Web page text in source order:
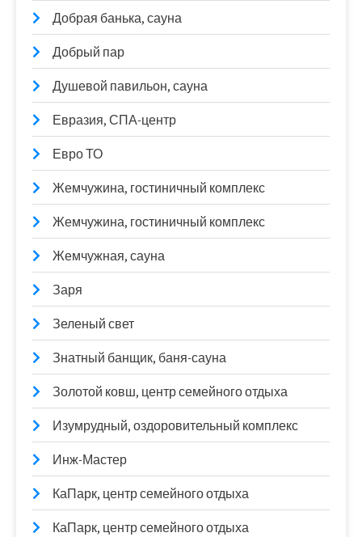
Добрая банька, сауна
Добрый пар
Душевой павильон, сауна
Евразия, СПА-центр
Евро ТО
Жемчужина, гостиничный комплекс
Жемчужина, гостиничный комплекс
Жемчужная, сауна
Заря
Зеленый свет
Знатный банщик, баня-сауна
Золотой ковш, центр семейного отдыха
Изумрудный, оздоровительный комплекс
Инж-Мастер
КаПарк, центр семейного отдыха
КаПарк, центр семейного отдыха